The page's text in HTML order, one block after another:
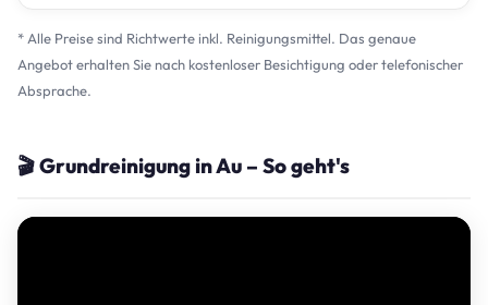
* Alle Preise sind Richtwerte inkl. Reinigungsmittel. Das genaue
Angebot erhalten Sie nach kostenloser Besichtigung oder telefonischer
Absprache.
🎬 Grundreinigung in Au – So geht's